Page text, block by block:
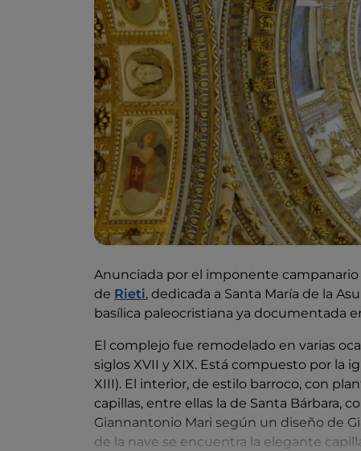
Anunciada por el imponente
de Rieti, dedicada a Santa María de la
basílica paleocristiana ya documentada
El complejo fue remodelado en varias
siglos XVII y XIX. Está compuesto por la
XIII). El interior, de estilo barroco, con
capillas, entre ellas la de Santa Bárbara,
Giannantonio Mari según un diseño de
de la nave se encuentra la elegante